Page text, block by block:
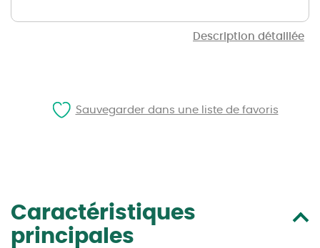
Description détaillée
Caractéristiques
principales
Sauvegarder dans une liste de favoris